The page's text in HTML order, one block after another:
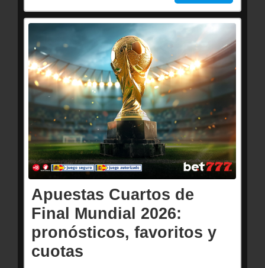
Apuestas Cuartos de
Final Mundial 2026:
pronósticos, favoritos y
cuotas